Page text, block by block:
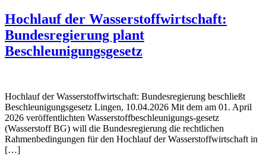
Hochlauf der Wasserstoffwirtschaft:
Bundesregierung plant
Beschleunigungsgesetz
Hochlauf der Wasserstoffwirtschaft: Bundesregierung beschließt
Beschleunigungsgesetz Lingen, 10.04.2026 Mit dem am 01. April
2026 veröffentlichten Wasserstoffbeschleunigungs-gesetz
(Wasserstoff BG) will die Bundesregierung die rechtlichen
Rahmenbedingungen für den Hochlauf der Wasserstoffwirtschaft in
[…]